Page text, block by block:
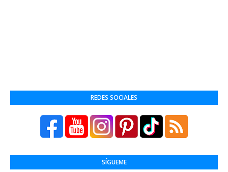
REDES SOCIALES
SÍGUEME